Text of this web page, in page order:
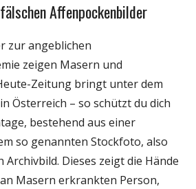
Affenpockenbilder
zur angeblichen
zeigen Masern und
Zeitung bringt unter dem
Österreich – so schützt du dich
bestehend aus einer
so genannten Stockfoto, also
Dieses zeigt die Hände
Masern erkrankten Person,